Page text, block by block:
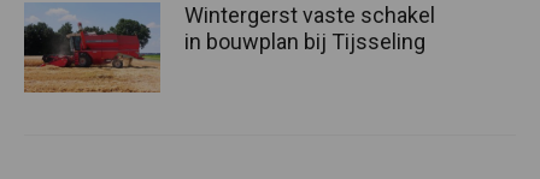
Wintergerst vaste schakel
in bouwplan bij Tijsseling